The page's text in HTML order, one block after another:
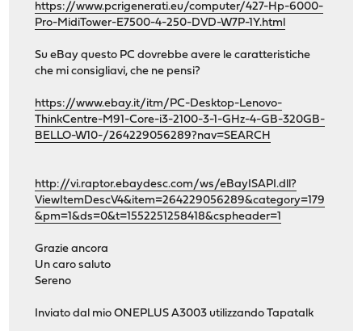
https://www.pcrigenerati.eu/computer/427-Hp-6000-
Pro-MidiTower-E7500-4-250-DVD-W7P-1Y.html
Su eBay questo PC dovrebbe avere le caratteristiche
che mi consigliavi, che ne pensi?
https://www.ebay.it/itm/PC-Desktop-Lenovo-
ThinkCentre-M91-Core-i3-2100-3-1-GHz-4-GB-320GB-
BELLO-W10-/264229056289?nav=SEARCH
http://vi.raptor.ebaydesc.com/ws/eBayISAPI.dll?
ViewItemDescV4&item=264229056289&category=179
&pm=1&ds=0&t=1552251258418&cspheader=1
Grazie ancora
Un caro saluto
Sereno
Inviato dal mio ONEPLUS A3003 utilizzando Tapatalk